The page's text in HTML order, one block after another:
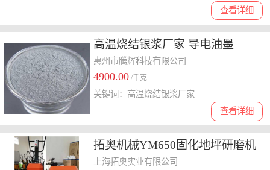
查看详细
高温烧结银浆厂家 导电油墨
惠州市腾辉科技有限公司
4900.00 /千克
查看详细
关键词：高温烧结银浆厂家
拓奥机械YM650固化地坪研磨机
混凝土地坪研磨抛光一体机厂价
上海拓奥实业有限公司